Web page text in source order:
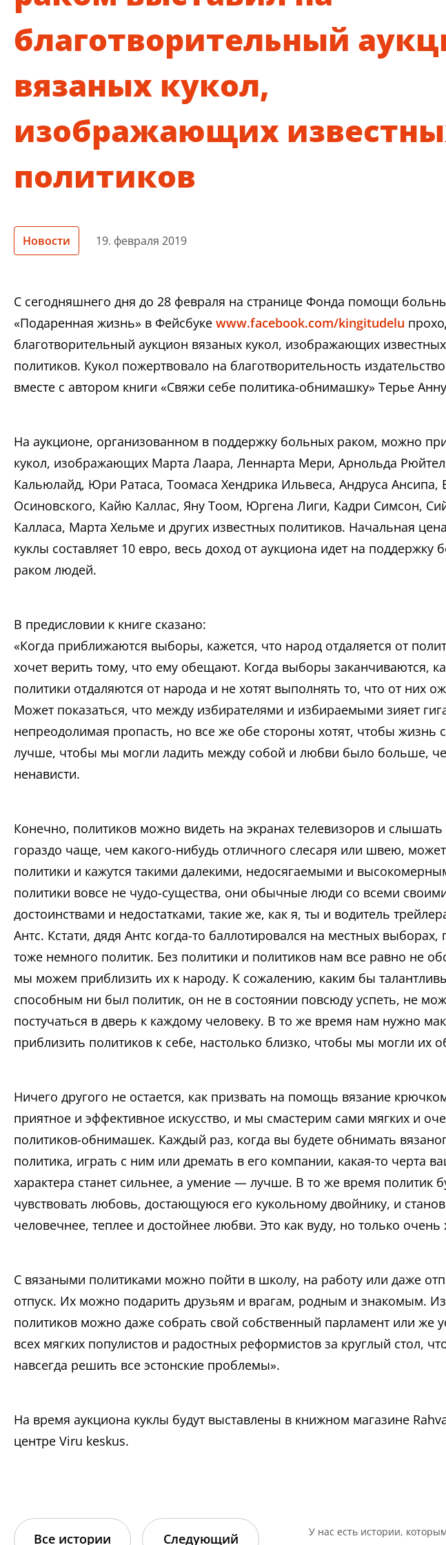
благотворительный
вязаных кукол,
изображающих
политиков
Новости 19. февраля 2019
С сегодняшнего дня до 28 февраля на странице Фонда помощи
«Подаренная жизнь» в Фейсбуке www.facebook.com/kingitudelu
благотворительный аукцион вязаных кукол, изображающих известных
политиков. Кукол пожертвовало на благотворительность
вместе с автором книги «Свяжи себе политика-обнимашку» Терье
На аукционе, организованном в поддержку больных раком, можно
кукол, изображающих Марта Лаара, Леннарта Мери, Арнольда
Кальюлайд, Юри Ратаса, Тоомаса Хендрика Ильвеса, Андруса Ансипа,
Осиновского, Кайю Каллас, Яну Тоом, Юргена Лиги, Кадри Симсон,
Калласа, Марта Хельме и других известных политиков. Начальная
куклы составляет 10 евро, весь доход от аукциона идет на поддержку
раком людей.
В предисловии к книге сказано:
«Когда приближаются выборы, кажется, что народ отдаляется от
хочет верить тому, что ему обещают. Когда выборы заканчиваются,
политики отдаляются от народа и не хотят выполнять то, что от них
Может показаться, что между избирателями и избираемыми зияет
непреодолимая пропасть, но все же обе стороны хотят, чтобы жизнь
лучше, чтобы мы могли ладить между собой и любви было больше,
ненависти.
Конечно, политиков можно видеть на экранах телевизоров и
гораздо чаще, чем какого-нибудь отличного слесаря или швею,
политики и кажутся такими далекими, недосягаемыми и
политики вовсе не чудо-существа, они обычные люди со всеми
достоинствами и недостатками, такие же, как я, ты и водитель
Антс. Кстати, дядя Антс когда-то баллотировался на местных выборах,
тоже немного политик. Без политики и политиков нам все равно не
мы можем приблизить их к народу. К сожалению, каким бы
способным ни был политик, он не в состоянии повсюду успеть, не
постучаться в дверь к каждому человеку. В то же время нам нужно
приблизить политиков к себе, настолько близко, чтобы мы могли их
Ничего другого не остается, как призвать на помощь вязание
приятное и эффективное искусство, и мы смастерим сами мягких и
политиков-обнимашек. Каждый раз, когда вы будете обнимать
политика, играть с ним или дремать в его компании, какая-то черта
характера станет сильнее, а умение — лучше. В то же время политик
чувствовать любовь, достающуюся его кукольному двойнику, и
человечнее, теплее и достойнее любви. Это как вуду, но только
С вязаными политиками можно пойти в школу, на работу или даже
отпуск. Их можно подарить друзьям и врагам, родным и знакомым.
политиков можно даже собрать свой собственный парламент или же
всех мягких популистов и радостных реформистов за круглый стол,
навсегда решить все эстонские проблемы».
На время аукциона куклы будут выставлены в книжном магазине
центре Viru keskus.
Все истории Следующий
У нас есть истории,